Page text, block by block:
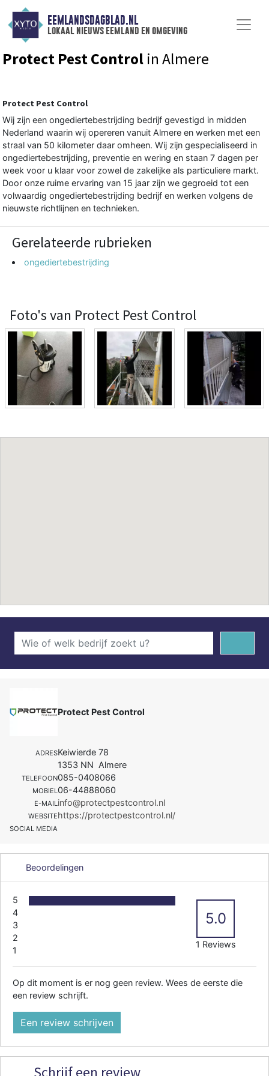
EEMLANDSDAGBLAD.NL
lokaal nieuws eemland en omgeving
Protect Pest Control in Almere
Protect Pest Control
Wij zijn een ongediertebestrijding bedrijf gevestigd in midden
Nederland waarin wij opereren vanuit Almere en werken met een
straal van 50 kilometer daar omheen. Wij zijn gespecialiseerd in
ongediertebestrijding, preventie en wering en staan 7 dagen per
week voor u klaar voor zowel de zakelijke als particuliere markt.
Door onze ruime ervaring van 15 jaar zijn we gegroeid tot een
volwaardig ongediertebestrijding bedrijf en werken volgens de
nieuwste richtlijnen en technieken.
Gerelateerde rubrieken
ongediertebestrijding
Foto's van Protect Pest Control
Protect Pest Control
ADRESKeiwierde 78
1353 NN Almere
TELEFOON085-0408066
MOBIEL06-44888060
E-MAILinfo@protectpestcontrol.nl
WEBSITEhttps://protectpestcontrol.nl/
SOCIAL MEDIA
Beoordelingen
5
4
3
2
1
5.0
1 Reviews
Op dit moment is er nog geen review. Wees de eerste die
een review schrijft.
Een review schrijven
Schrijf een review